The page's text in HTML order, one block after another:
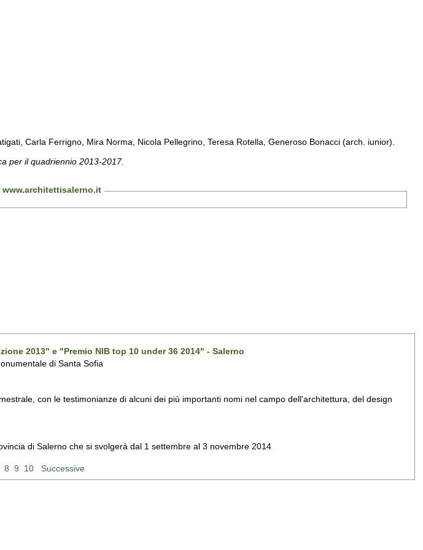
Carla Ferrigno, Mira Norma, Nicola Pellegrino, Teresa Rotella, Generoso Bonacci (arch. iunior).
per il quadriennio 2013-2017.
www.architettisalerno.it
2013" e "Premio NIB top 10 under 36 2014" - Salerno
di Santa Sofia
con le testimonianze di alcuni dei più importanti nomi nel campo dell'architettura, del design
di Salerno che si svolgerà dal 1 settembre al 3 novembre 2014
8 9 10 Successive